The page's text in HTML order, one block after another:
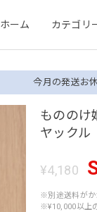
ホーム カテゴリ
今月の発送お
ものの
ヤックル
¥4,180
※別途送料がか
※¥10,000以上